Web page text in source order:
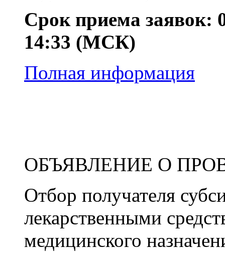
Срок приема заявок:
14:33 (МСК)
Полная информация
ОБЪЯВЛЕНИЕ О
Отбор получателя
лекарственными
медицинского